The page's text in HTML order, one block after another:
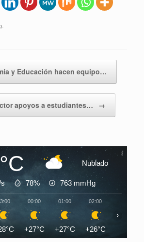
.
y Educación hacen equipo…
apoyos a estudiantes… →
Nublado
s 78% 763 mmHg
00:00
+27°C
01:00
+27°C
02:00
+26°C
›